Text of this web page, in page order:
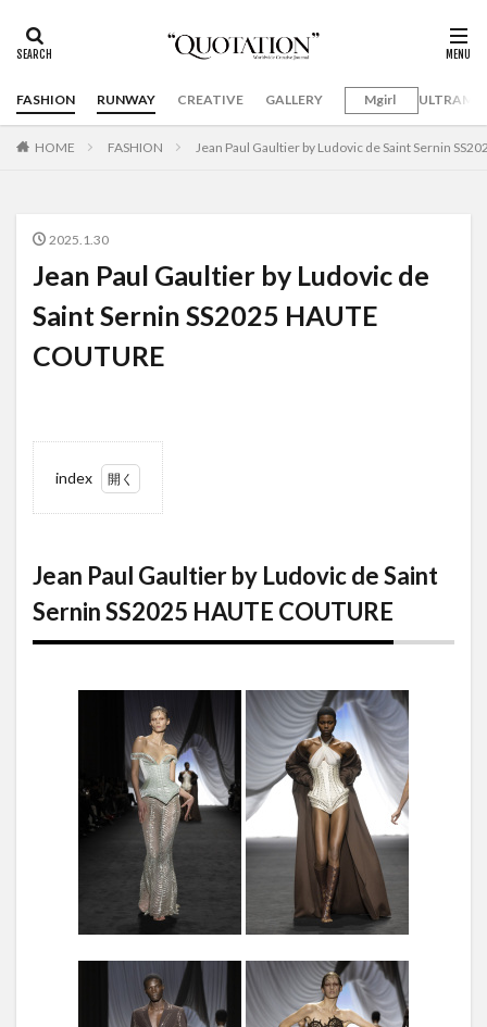
FASHION RUNWAY CREATIVE GALLERY Mgirl
HOME FASHION Jean Paul Gaultier by Ludovic de Saint Sernin
2025.1.30
Jean Paul Gaultier by Ludovic de
Saint Sernin SS2025 HAUTE
COUTURE
index
1
Jean
by Ludovic
Sernin
Jean Paul Gaultier by Ludovic de Saint
Sernin SS2025 HAUTE COUTURE